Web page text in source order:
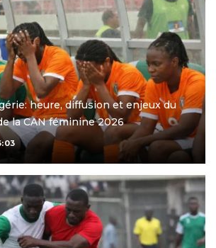
heure, diffusion et enjeux du
la CAN féminine 2026